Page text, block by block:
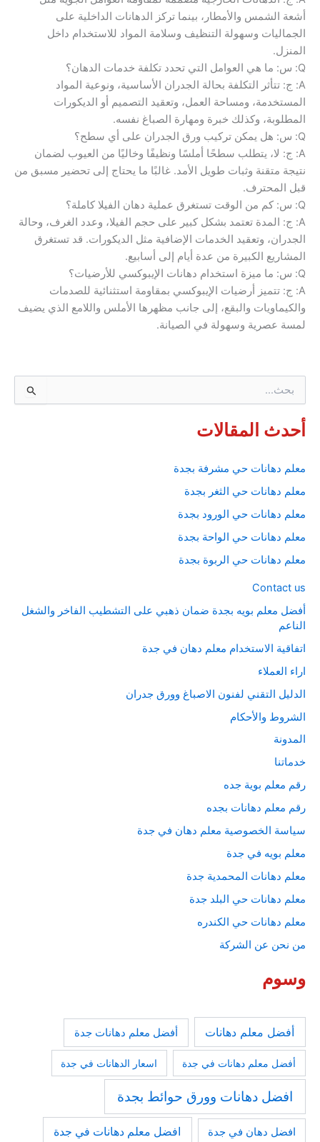
أشعة الشمس والأمطار، بينما تركز الدهانات الداخلية على
الجماليات وسهولة التنظيف وسلامة المواد للاستخدام داخل
المنزل.
Q: س: ما هي العوامل التي تحدد تكلفة خدمات الدهان؟
A: ج: تتأثر التكلفة بحالة الجدران الأساسية، ونوعية المواد
المستخدمة، ومساحة العمل، وتعقيد التصميم أو الديكورات
المطلوبة، وكذلك خبرة ومهارة الصباغ نفسه.
Q: س: هل يمكن تركيب ورق الجدران على أي سطح؟
A: ج: لا، يتطلب سطحًا أملسًا ونظيفًا وخاليًا من العيوب لضمان
نتيجة متقنة وثبات طويل الأمد. غالبًا ما يحتاج إلى تحضير مسبق من
قبل المحترف.
Q: س: كم من الوقت تستغرق عملية دهان الفيلا كاملة؟
A: ج: المدة تعتمد بشكل كبير على حجم الفيلا، وعدد الغرف، وحالة
الجدران، وتعقيد الخدمات الإضافية مثل الديكورات. قد تستغرق
المشاريع الكبيرة من عدة أيام إلى أسابيع.
Q: س: ما ميزة استخدام دهانات الإيبوكسي للأرضيات؟
A: ج: تتميز أرضيات الإيبوكسي بمقاومة استثنائية للصدمات
والكيماويات والبقع، إلى جانب مظهرها الأملس واللامع الذي يضيف
لمسة عصرية وسهولة في الصيانة.
ح
ث
ن
أحدث المقالات
معلم دهانات حي مشرفة بجدة
معلم دهانات حي الثغر بجدة
معلم دهانات حي الورود بجدة
معلم دهانات حي الواحة بجدة
معلم دهانات حي الربوة بجدة
Contact us
أفضل معلم بويه بجدة ضمان ذهبي على التشطيب الفاخر والشغل
الناعم
اتفاقية الاستخدام معلم دهان في جدة
اراء العملاء
الدليل التقني لفنون الاصباغ وورق جدران
الشروط والأحكام
المدونة
خدماتنا
رقم معلم بوية جده
رقم معلم دهانات بجده
سياسة الخصوصية معلم دهان في جدة
معلم بويه في جدة
معلم دهانات المحمدية جدة
معلم دهانات حي البلد جدة
معلم دهانات حي الكندره
من نحن عن الشركة
وسوم
أفضل معلم دهانات أفضل معلم دهانات جدة
أفضل معلم دهانات في جدة اسعار الدهانات في جدة
افضل دهانات وورق حوائط بجدة
افضل دهان في جدة افضل معلم دهانات في جدة